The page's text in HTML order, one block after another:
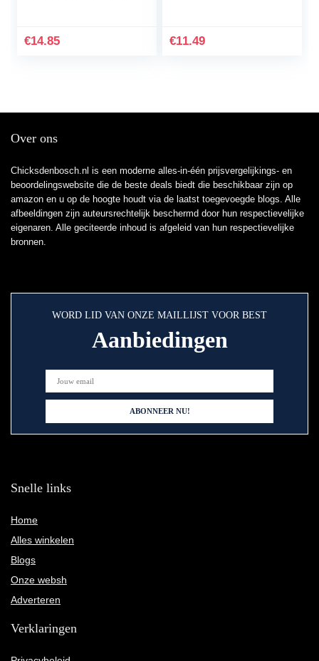
€14.85 €11.49
Over ons
Chicksdenbosch.nl is een moderne alles-in-één prijsvergelijkings- en
beoordelingswebsite die de beste deals biedt die beschikbaar zijn op
amazon en u op de hoogte houdt via de laatst toegevoegde blogs. Alle
afbeeldingen zijn auteursrechtelijk beschermd door hun respectievelijke
eigenaren. Alle geciteerde inhoud is afgeleid van hun respectievelijke
bronnen.
WORD LID VAN ONZE MAILLIJST VOOR BEST
Aanbiedingen
Snelle links
Home
Alles winkelen
Blogs
Onze websh
Adverteren
Verklaringen